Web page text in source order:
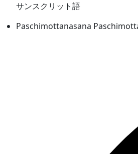
サンスクリット語
Paschimottanasana